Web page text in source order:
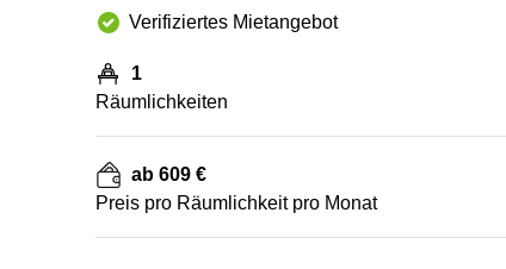
Verifiziertes Mietangebot
1
Räumlichkeiten
ab 609 €
Preis pro Räumlichkeit pro Monat